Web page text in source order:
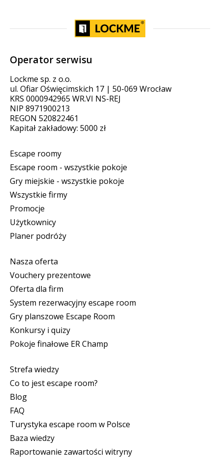
Operator serwisu
Lockme sp. z o.o.
ul. Ofiar Oświęcimskich 17 | 50-069 Wrocław
KRS 0000942965 WR.VI NS-REJ
NIP 8971900213
REGON 520822461
Kapitał zakładowy: 5000 zł
Escape roomy
Escape room - wszystkie pokoje
Gry miejskie - wszystkie pokoje
Wszystkie firmy
Promocje
Użytkownicy
Planer podróży
Nasza oferta
Vouchery prezentowe
Oferta dla firm
System rezerwacyjny escape room
Gry planszowe Escape Room
Konkursy i quizy
Pokoje finałowe ER Champ
Strefa wiedzy
Co to jest escape room?
Blog
FAQ
Turystyka escape room w Polsce
Baza wiedzy
Raportowanie zawartości witryny